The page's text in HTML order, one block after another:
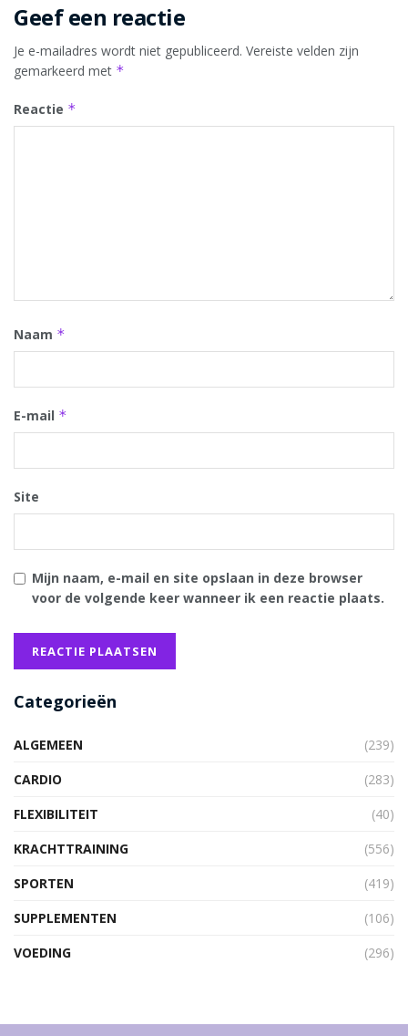
Geef een reactie
Je e-mailadres wordt niet gepubliceerd. Vereiste velden zijn
gemarkeerd met *
Reactie *
Naam *
E-mail *
Site
Mijn naam, e-mail en site opslaan in deze browser
voor de volgende keer wanneer ik een reactie plaats.
Categorieën
ALGEMEEN
(239)
CARDIO
(283)
FLEXIBILITEIT
(40)
KRACHTTRAINING
(556)
SPORTEN
(419)
SUPPLEMENTEN
(106)
VOEDING
(296)